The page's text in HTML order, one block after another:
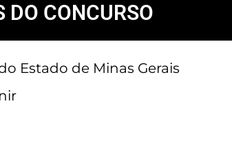
DO CONCURSO
Estado de Minas Gerais